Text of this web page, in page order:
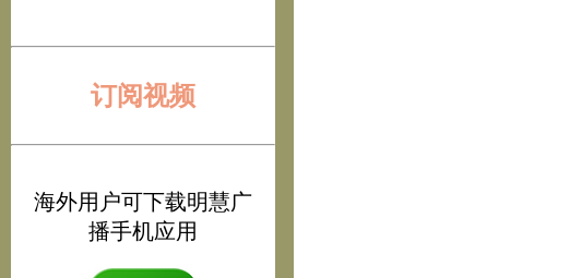
订阅视频
海外用户可下载明慧广
播手机应用